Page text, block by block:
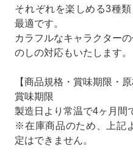
それぞれを楽しめる3種
最適です。
カラフルなキャラクターの
のしの対応もいたします。
【商品規格・賞味期限・原
賞味期限
製造日より常温で4ヶ月間
※在庫商品のため、上記
定はできません。